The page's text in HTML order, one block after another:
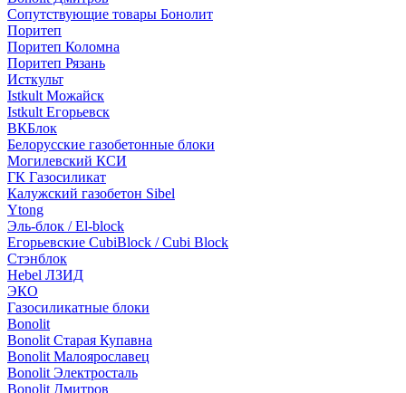
Сопутствующие товары Бонолит
Поритеп
Поритеп Коломна
Поритеп Рязань
Исткульт
Istkult Можайск
Istkult Егорьевск
ВКБлок
Белорусские газобетонные блоки
Могилевский КСИ
ГК Газосиликат
Калужский газобетон Sibel
Ytong
Эль-блок / El-block
Егорьевские CubiBlock / Cubi Block
Стэнблок
Hebel ЛЗИД
ЭКО
Газосиликатные блоки
Bonolit
Bonolit Старая Купавна
Bonolit Малоярославец
Bonolit Электросталь
Bonolit Дмитров